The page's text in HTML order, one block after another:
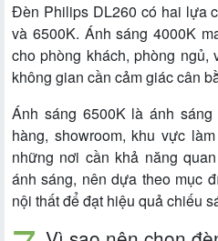
Đèn Philips DL260 có hai lựa
và 6500K. Ánh sáng 4000K
cho phòng khách, phòng ngủ,
không gian cần cảm giác cân
Ánh sáng 6500K là ánh
hàng, showroom, khu vực
những nơi cần khả năng
ánh sáng, nên dựa theo mục
nội thất để đạt hiệu quả chiếu